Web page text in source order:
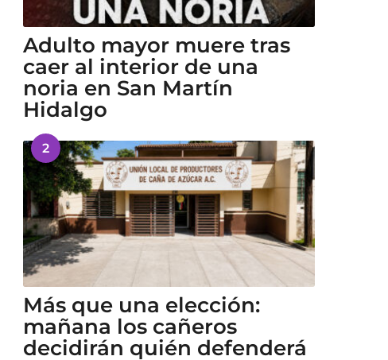
Adulto mayor muere tras
caer al interior de una
noria en San Martín
Hidalgo
2
Más que una elección:
mañana los cañeros
decidirán quién defenderá